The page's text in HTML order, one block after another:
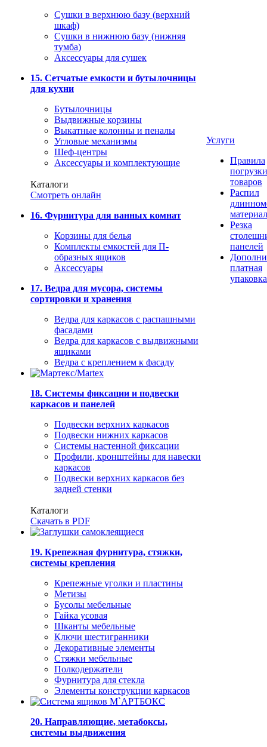
Сушки в верхнюю базу (верхний
шкаф)
Сушки в нижнюю базу (нижняя
тумба)
Аксессуары для сушек
15. Сетчатые емкости и бутылочницы
для кухни
Бутылочницы
Выдвижные корзины
Выкатные колонны и пеналы
Угловые механизмы
Шеф-центры
Аксессуары и комплектующие
Каталоги
Смотреть онлайн
16. Фурнитура для ванных комнат
Корзины для белья
Комплекты емкостей для П-
образных ящиков
Аксессуары
17. Ведра для мусора, системы
сортировки и хранения
Ведра для каркасов с распашными
фасадами
Ведра для каркасов с выдвижными
ящиками
Ведра с креплением к фасаду
18. Системы фиксации и подвески
каркасов и панелей
Подвески верхних каркасов
Подвески нижних каркасов
Системы настенной фиксации
Профили, кронштейны для навески
каркасов
Подвески верхних каркасов без
задней стенки
Каталоги
Скачать в PDF
19. Крепежная фурнитура, стяжки,
системы крепления
Крепежные уголки и пластины
Метизы
Бусолы мебельные
Гайка усовая
Шканты мебельные
Ключи шестигранники
Декоративные элементы
Стяжки мебельные
Полкодержатели
Фурнитура для стекла
Элементы конструкции каркасов
20. Направляющие, метабоксы,
системы выдвижения
Услуги
Правила
погрузки
товаров
Распил
Резка
панелей
платная
упаковка